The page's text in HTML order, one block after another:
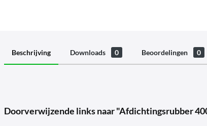
Beschrijving Downloads 0 Beoordelingen 0
Doorverwijzende links naar "Afdichtingsrubber